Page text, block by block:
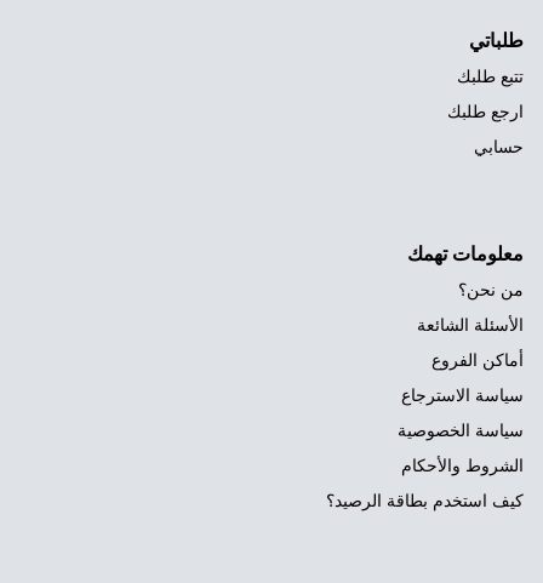
طلباتي
تتبع طلبك
ارجع طلبك
حسابي
معلومات تهمك
من نحن؟
الأسئلة الشائعة
أماكن الفروع
سياسة الاسترجاع
سياسة الخصوصية
الشروط والأحكام
كيف استخدم بطاقة الرصيد؟